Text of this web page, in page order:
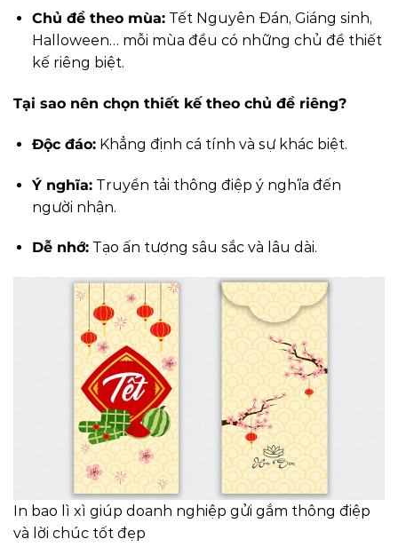
Chủ đề theo mùa:Tết Nguyên Đán, Giáng sinh,
Halloween… mỗi mùa đều có những chủ đề thiết
kế riêng biệt.
Tại sao nên chọn thiết kế theo chủ đề riêng?
Độc đáo:Khẳng định cá tính và sự khác biệt.
Ý nghĩa:Truyền tải thông điệp ý nghĩa đến
người nhận.
Dễ nhớ:Tạo ấn tượng sâu sắc và lâu dài.
In bao lì xì giúp doanh nghiệp gửi gắm thông điệp
và lời chúc tốt đẹp